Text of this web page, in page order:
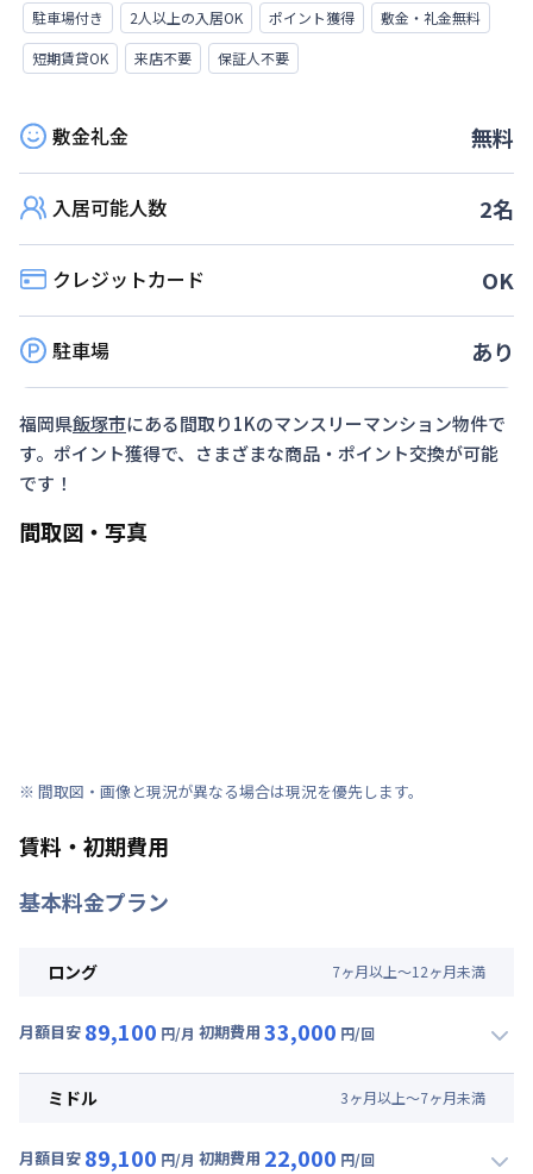
駐車場付き 2人以上の入居OK ポイント獲得
敷金・礼金無料
短期賃貸OK
来店不要 保証人不要
敷金礼金 無料
入居可能人数 2名
クレジットカード OK
駐車場 あり
福岡県飯塚市にある間取り1Kのマンスリーマンション物件で
す。ポイント獲得で、さまざまな商品・ポイント交換が可能
です！
間取図・写真
※ 間取図・画像と現況が異なる場合は現況を優先します。
賃料・初期費用
基本料金プラン
ロング 7ヶ月以上～12ヶ月未満
月額目安 89,100 円/月 初期費用 33,000 円/回
月額賃料目安(30日利用)
光熱費他 : 21,000円/月 (700円/日) (税抜)
ミドル 3ヶ月以上～7ヶ月未満
月額目安 89,100 円/月 初期費用 22,000 円/回